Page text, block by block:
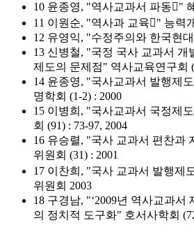
10 윤종영, "역사교과서 파동"
11 이원순, "역사과 교육" 능력
12 유영익, "수정주의와 한국현
13 신병철, "국정 국사 교과서 개
제도의 문제점" 역사교육연구회
14 윤종영, "국사교과서 발행제
명학회 (1-2) : 2000
15 이병희, "국사교과서 국정제
회 (91) : 73-97, 2004
16 유승렬, "국사 교과서 편찬과
위원회 (31) : 2001
17 이찬희, "국사 교과서 발행제
위원회 2003
18 구경남, "‘2009년 역사교과서
의 정치적 도구화" 호서사학회